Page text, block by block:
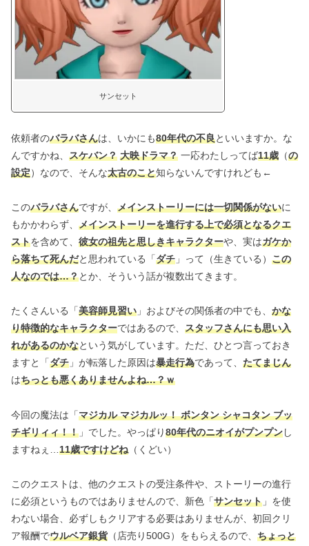
サンセット
依頼者のバラバさんは、いかにも80年代の不良といいますか。な
んですかね、 スケバン？ 大映ドラマ？ 一応わたしってば11歳 （の
設定）なので、そんな太古のこと知らないんですけれども←
このバラバさんですが、 メインストーリーには一切関係がないに
もかかわらず、 メインストーリーを進行する上で必須となるクエ
ストを含めて、 彼女の祖先と思しきキャラクターや、実はガケか
ら落ちて死んだと思われている「ダチ 」って（生きている） この
人なのでは…？とか、そういう話が複数出てきます。
たくさんいる「美容師見習い 」およびその関係者の中でも、 かな
り特徴的なキャラクターではあるので、 スタッフさんにも思い入
れがあるのかなという気がしています。ただ、ひとつ言っておき
ますと「ダチ 」が転落した原因は暴走行為であって、 たてまじん
はちっとも悪くありませんよね…？ｗ
今回の魔法は「マジカル マジカルッ！ ボンタン シャコタン ブッ
チギリィィ！！ 」でした。やっぱり80年代のニオイがプンプンし
ますねぇ… 11歳ですけどね （くどい）
このクエストは、他のクエストの受注条件や、ストーリーの進行
に必須というものではありませんので、新色「サンセット 」を使
わない場合、必ずしもクリアする必要はありませんが、初回クリ
ア報酬でウルベア銀貨 （店売り500G）をもらえるので、 ちょっと